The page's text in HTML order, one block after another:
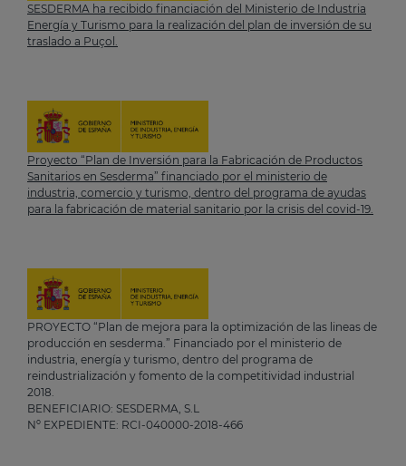
SESDERMA ha recibido financiación del Ministerio de Industria
Energía y Turismo para la realización del plan de inversión de su
traslado a Puçol.
Proyecto “Plan de Inversión para la Fabricación de Productos
Sanitarios en Sesderma” financiado por el ministerio de
industria, comercio y turismo, dentro del programa de ayudas
para la fabricación de material sanitario por la crisis del covid-19.
PROYECTO “Plan de mejora para la optimización de las lineas de
producción en sesderma.” Financiado por el ministerio de
industria, energía y turismo, dentro del programa de
reindustrialización y fomento de la competitividad industrial
2018.
BENEFICIARIO: SESDERMA, S.L
Nº EXPEDIENTE: RCI-040000-2018-466